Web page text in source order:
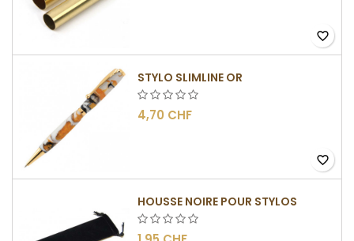
favorite_border
STYLO SLIMLINE OR
4,70 CHF
favorite_border
HOUSSE NOIRE POUR STYLOS